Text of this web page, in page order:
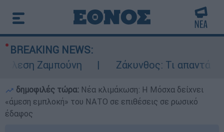
BREAKING NEWS:
Ζαμπούνη
Ζάκυνθος: Τι απαντά η
δημοφιλές τώρα: Νέα κλιμάκωση: Η Μόσχα δείχνει
«άμεση εμπλοκή» του ΝΑΤΟ σε επιθέσεις σε ρωσικό
έδαφος